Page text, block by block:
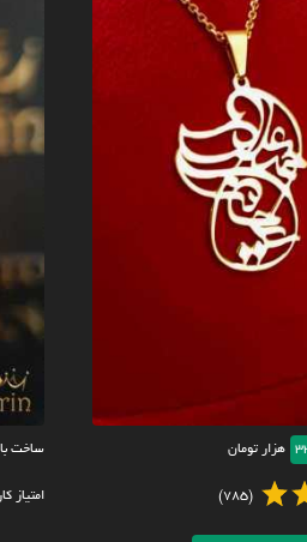
هزار تومان
(785)
ساخت با
امتیاز